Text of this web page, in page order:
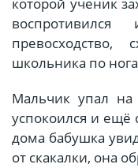
которой ученик
превосходство,
школьника по
Мальчик упал
успокоился и ещё
дома бабушка
от скакалки, она